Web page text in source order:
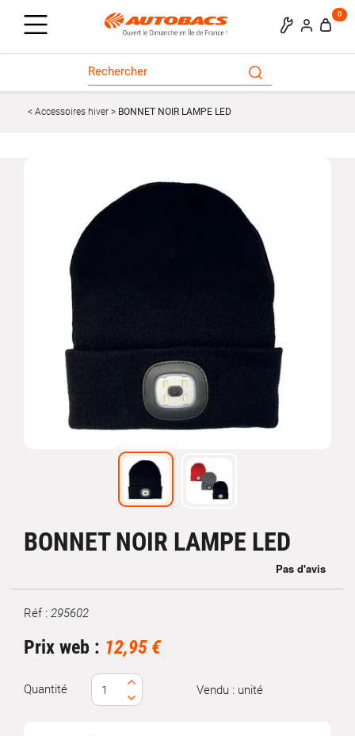
0
Accessoires hiver BONNET NOIR LAMPE LED
BONNET NOIR LAMPE LED
Marque
Réf : 295602
Prix web : 12,95 €
Quantité Vendu : unité